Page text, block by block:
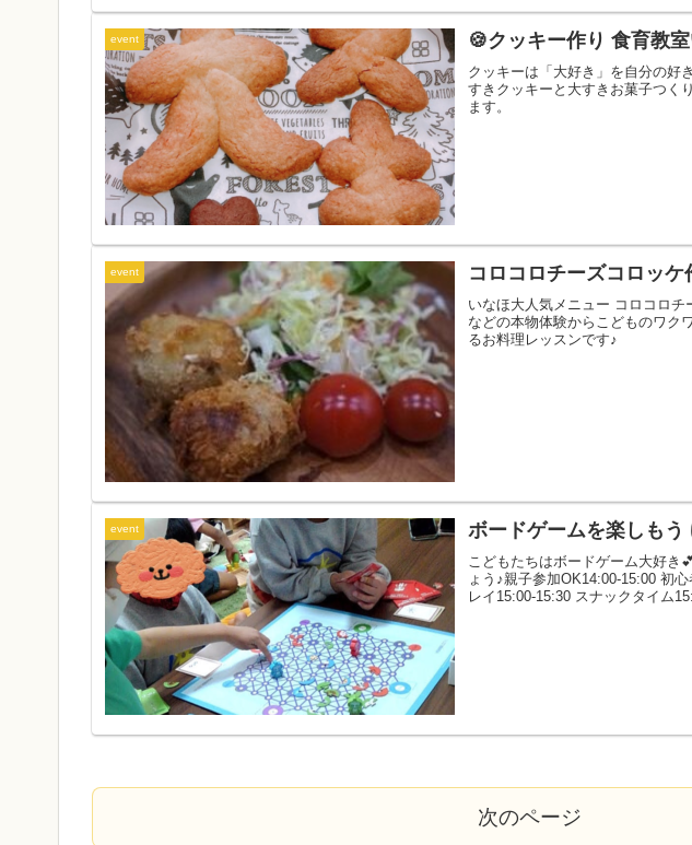
event 🍪クッキー作り 食育教
クッキーは「大好き」を自分の好
すきクッキーと大すきお菓子つく
ます。
event コロコロチーズコロッ
いなほ大人気メニュー コロコロ
などの本物体験からこどものワク
るお料理レッスンです♪
event ボードゲームを楽しもう
こどもたちはボードゲーム大好き
ょう♪親子参加OK14:00-15:00 初
レイ15:00-15:30 スナックタイム
次のページ